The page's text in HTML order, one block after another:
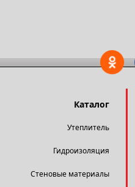
Каталог
Утеплитель
Гидроизоляция
Стеновые материалы